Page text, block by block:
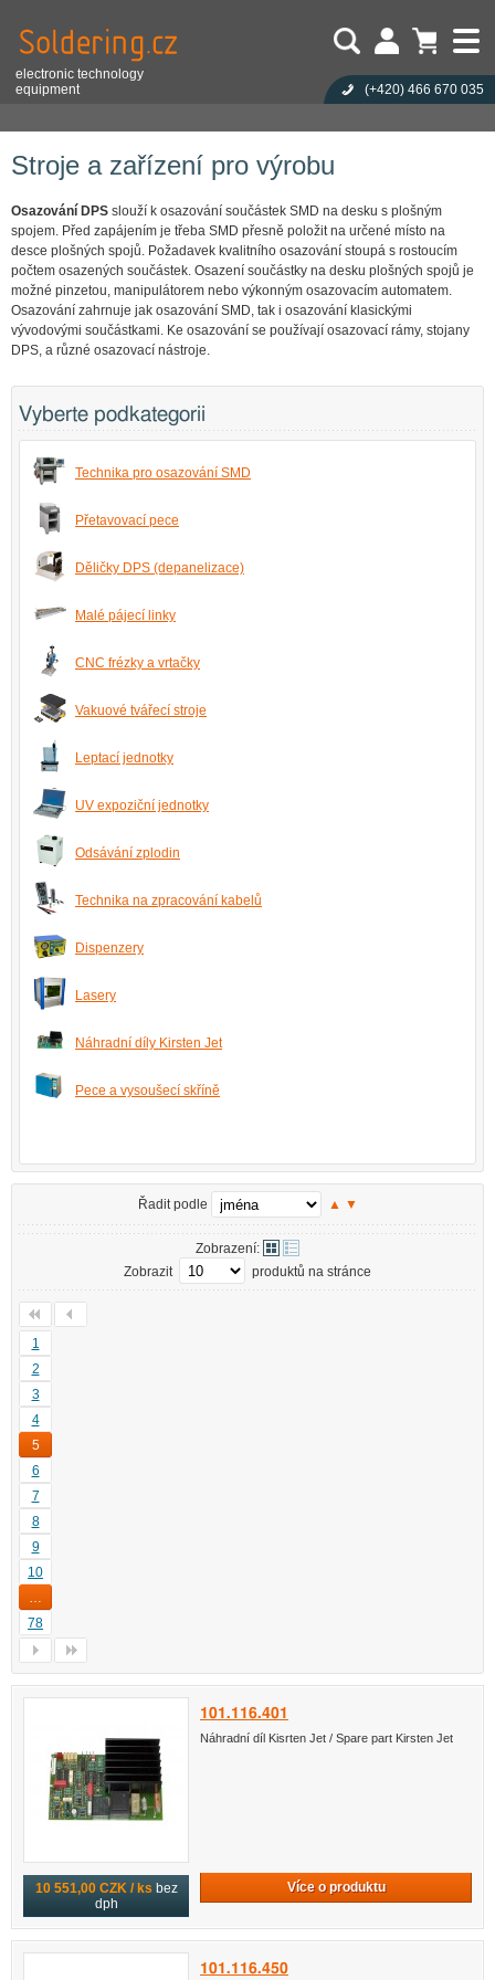
Stroje a zařízení pro výrobu
Osazování DPS slouží k osazování součástek SMD na desku s plošným
spojem. Před zapájením je třeba SMD přesně položit na určené místo na
desce plošných spojů. Požadavek kvalitního osazování stoupá s rostoucím
počtem osazených součástek. Osazení součástky na desku plošných spojů je
možné pinzetou, manipulátorem nebo výkonným osazovacím automatem.
Osazování zahrnuje jak osazování SMD, tak i osazování klasickými
vývodovými součástkami. Ke osazování se používají osazovací rámy, stojany
DPS, a různé osazovací nástroje.
Vyberte podkategorii
Technika pro osazování SMD
Přetavovací pece
Děličky DPS (depanelizace)
Malé pájecí linky
CNC frézky a vrtačky
Vakuové tvářecí stroje
Leptací jednotky
UV expoziční jednotky
Odsávání zplodin
Technika na zpracování kabelů
Dispenzery
Lasery
Náhradní díly Kirsten Jet
Pece a vysoušecí skříně
Řadit podle ▲ ▼
Zobrazení:
Zobrazit
produktů na stránce
1
2
3
4
5
6
7
8
9
10
78
10 551,00 CZK / ks bez
dph
101.116.401
Náhradní díl Kisrten Jet / Spare part Kirsten Jet
Více o produktu
101.116.450
electronic technology
equipment
(+420) 466 670 035
Nákupní košík je prázdný!
Počet produktů:0
Cena celkem:0,00 CZK
Heslo:
Zapoměli jste heslo?
Nová registrace